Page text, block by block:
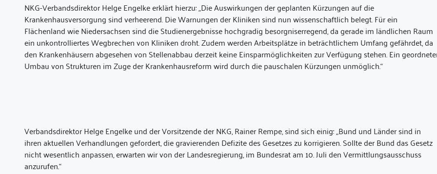
NKG-Verbandsdirektor Helge Engelke erklärt hierzu: „Die Auswirkungen der geplanten Kürzungen auf die
Krankenhausversorgung sind verheerend. Die Warnungen der Kliniken sind nun wissenschaftlich belegt. Für ein
Flächenland wie Niedersachsen sind die Studienergebnisse hochgradig besorgniserregend, da gerade im ländlichen Raum
ein unkontrolliertes Wegbrechen von Kliniken droht. Zudem werden Arbeitsplätze in beträchtlichem Umfang gefährdet, da
den Krankenhäusern abgesehen von Stellenabbau derzeit keine Einsparmöglichkeiten zur Verfügung stehen. Ein
Umbau von Strukturen im Zuge der Krankenhausreform wird durch die pauschalen Kürzungen unmöglich.“
Verbandsdirektor Helge Engelke und der Vorsitzende der NKG, Rainer Rempe, sind sich einig: „Bund und Länder sind in
ihren aktuellen Verhandlungen gefordert, die gravierenden Defizite des Gesetzes zu korrigieren. Sollte der Bund das Gesetz
nicht wesentlich anpassen, erwarten wir von der Landesregierung, im Bundesrat am 10. Juli den Vermittlungsausschuss
anzurufen.“